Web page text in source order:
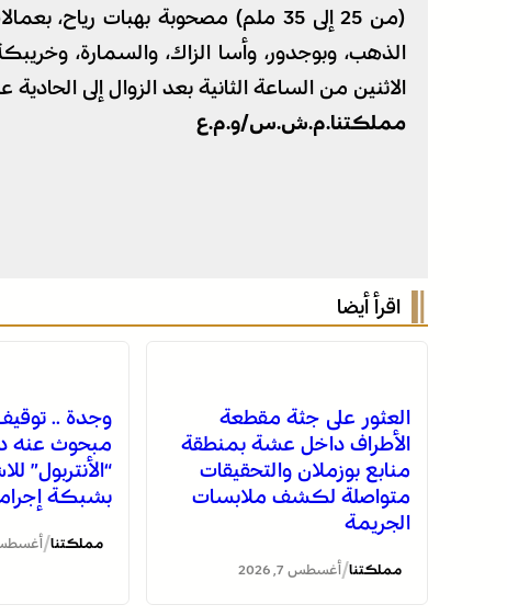
(من 25 إلى 35 ملم) مصحوبة بهبات
الذهب، وبوجدور، وأسا الزاك، والسمارة،
الاثنين من الساعة الثانية بعد الزوال إلى الحادية
مملكتنا.م.ش.س/و.م.ع
اقرأ أيضا
العثور على جثة مقطعة
الأطراف داخل عشة بمنطقة
منابع بوزملان والتحقيقات
متواصلة لكشف ملابسات
الجريمة
مملكتنا/ أغسطس 7, 2026
وجدة ..
مبحوث عنه
“الأنتربول”
بشبكة
مملكتنا/ أغسطس 7,